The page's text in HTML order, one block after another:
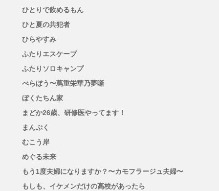
ひとりで飲めるもん
ひと夏の共犯者
ひらやすみ
ふたりエスケープ
ふたりソロキャンプ
べらぼう〜蔦重栄華乃夢噺
ぼくたちん家
まどか26歳、研修医やってます！
まんぷく
むこう岸
めぐる未来
もう1度夫婦になりますか？〜カモフラージュ夫婦〜
もしも、イケメンだけの高校があったら